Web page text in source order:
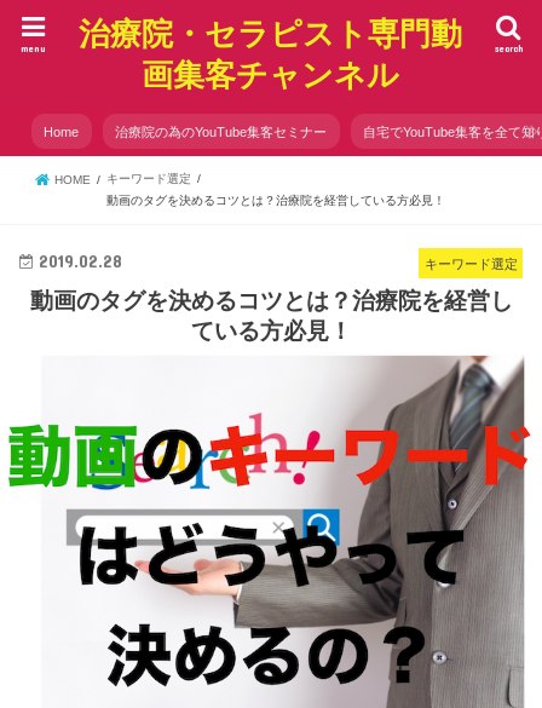
治療院・セラピスト専門動
画集客チャンネル
search
menu
Home 治療院の為のYouTube集客セミナー 自宅でYouTube集客を全て知
HOME
キーワード選定
動画のタグを決めるコツとは？治療院を経営している方必見！
キーワード選定
2019.02.28
動画のタグを決めるコツとは？治療院を経営し
ている方必見！